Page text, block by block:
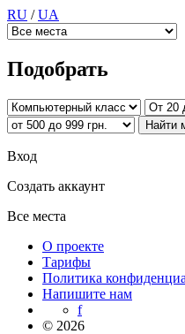
RU /UA
Подобрать
Вход
Создать аккаунт
Все места
О проекте
Тарифы
Политика
Напишите нам
f
© 2026